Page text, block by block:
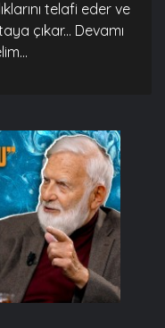
telafi eder ve
çıkar... Devamı